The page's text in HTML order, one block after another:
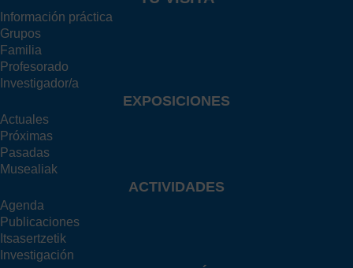
Información práctica
Grupos
Familia
Profesorado
Investigador/a
EXPOSICIONES
Actuales
Próximas
Pasadas
Musealiak
ACTIVIDADES
Agenda
Publicaciones
Itsasertzetik
Investigación